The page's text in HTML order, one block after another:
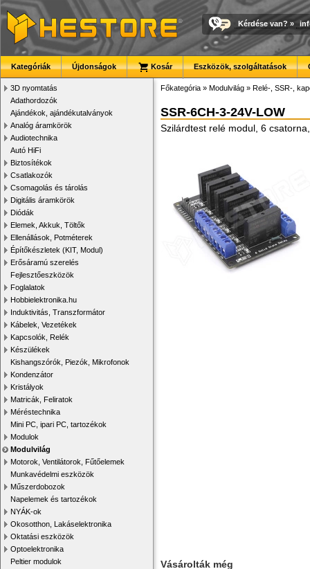
Kérdése van? »
Kategóriák Újdonságok Kosár Eszközök, szolgáltatások
3D nyomtatás
Adathordozók
Ajándékok, ajándékutalványok
Analóg áramkörök
Audiotechnika
Autó HiFi
Biztosítékok
Csatlakozók
Csomagolás és tárolás
Digitális áramkörök
Diódák
Elemek, Akkuk, Töltők
Ellenállások, Potméterek
Építőkészletek (KIT, Modul)
Erősáramú szerelés
Fejlesztőeszközök
Foglalatok
Hobbielektronika.hu
Induktivitás, Transzformátor
Kábelek, Vezetékek
Kapcsolók, Relék
Készülékek
Kishangszórók, Piezók, Mikrofonok
Kondenzátor
Kristályok
Matricák, Feliratok
Méréstechnika
Mini PC, ipari PC, tartozékok
Modulok
Modulvilág
Motorok, Ventilátorok, Fűtőelemek
Munkavédelmi eszközök
Műszerdobozok
Napelemek és tartozékok
NYÁK-ok
Okosotthon, Lakáselektronika
Oktatási eszközök
Optoelektronika
Peltier modulok
Főkategória » Modulvilág » Relé-, SSR-,
SSR-6CH-3-24V-LOW
Szilárdtest relé modul, 6
Vásárolták még